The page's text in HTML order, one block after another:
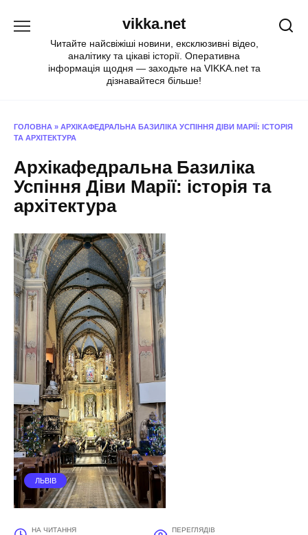
vikka.net
Читайте найсвіжіші новини, ексклюзивні відео,
аналітику та цікаві історії. Оперативна
інформація щодня — заходьте на VIKKA.net та
дізнавайтеся більше!
ГОЛОВНА » АРХІКАФЕДРАЛЬНА БАЗИЛІКА УСПІННЯ ДІВИ МАРІЇ: ІСТОРІЯ
ТА АРХІТЕКТУРА
Архікафедральна Базиліка
Успіння Діви Марії: історія та
архітектура
ЛЬВІВ
НА ЧИТАННЯ ПЕРЕГЛЯДІВ